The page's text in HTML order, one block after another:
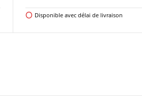
Disponible avec délai de livraison